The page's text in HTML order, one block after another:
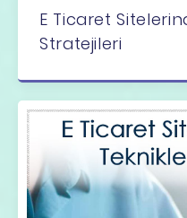
E Ticaret
Stratejileri